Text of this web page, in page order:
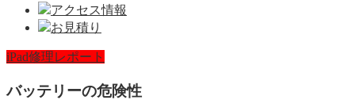
アクセス情報
お見積り
iPad修理レポート
バッテリーの危険性